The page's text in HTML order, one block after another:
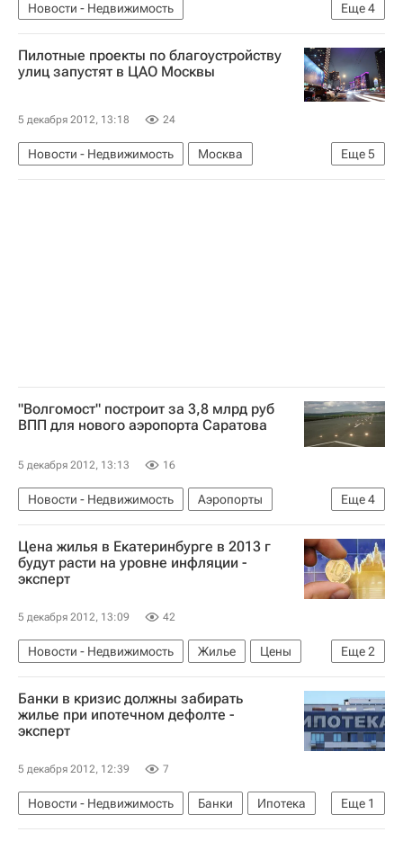
Еще4
Новости - Недвижимость
Коммерческая недвижимость
Красноярск
Торговые центры
Россия
Пилотные проекты по благоустройству
улиц запустят в ЦАО Москвы
5 декабря 2012, 13:18 24
Еще5
Новости - Недвижимость
Москва
Москомархитектура
Благоустройство
"Волгомост" построит за 3,8 млрд руб
ВПП для нового аэропорта Саратова
5 декабря 2012, 13:13 16
Еще4
Новости - Недвижимость
Аэропорты
Инфраструктура
Саратовская область
Строительство
Россия
Цена жилья в Екатеринбурге в 2013 г
будут расти на уровне инфляции -
эксперт
5 декабря 2012, 13:09 42
Еще2
Новости - Недвижимость Жилье
Цены
Екатеринбург
Россия
Банки в кризис должны забирать
жилье при ипотечном дефолте -
эксперт
5 декабря 2012, 12:39 7
Еще 1
Новости - Недвижимость Банки
Ипотека
Россия